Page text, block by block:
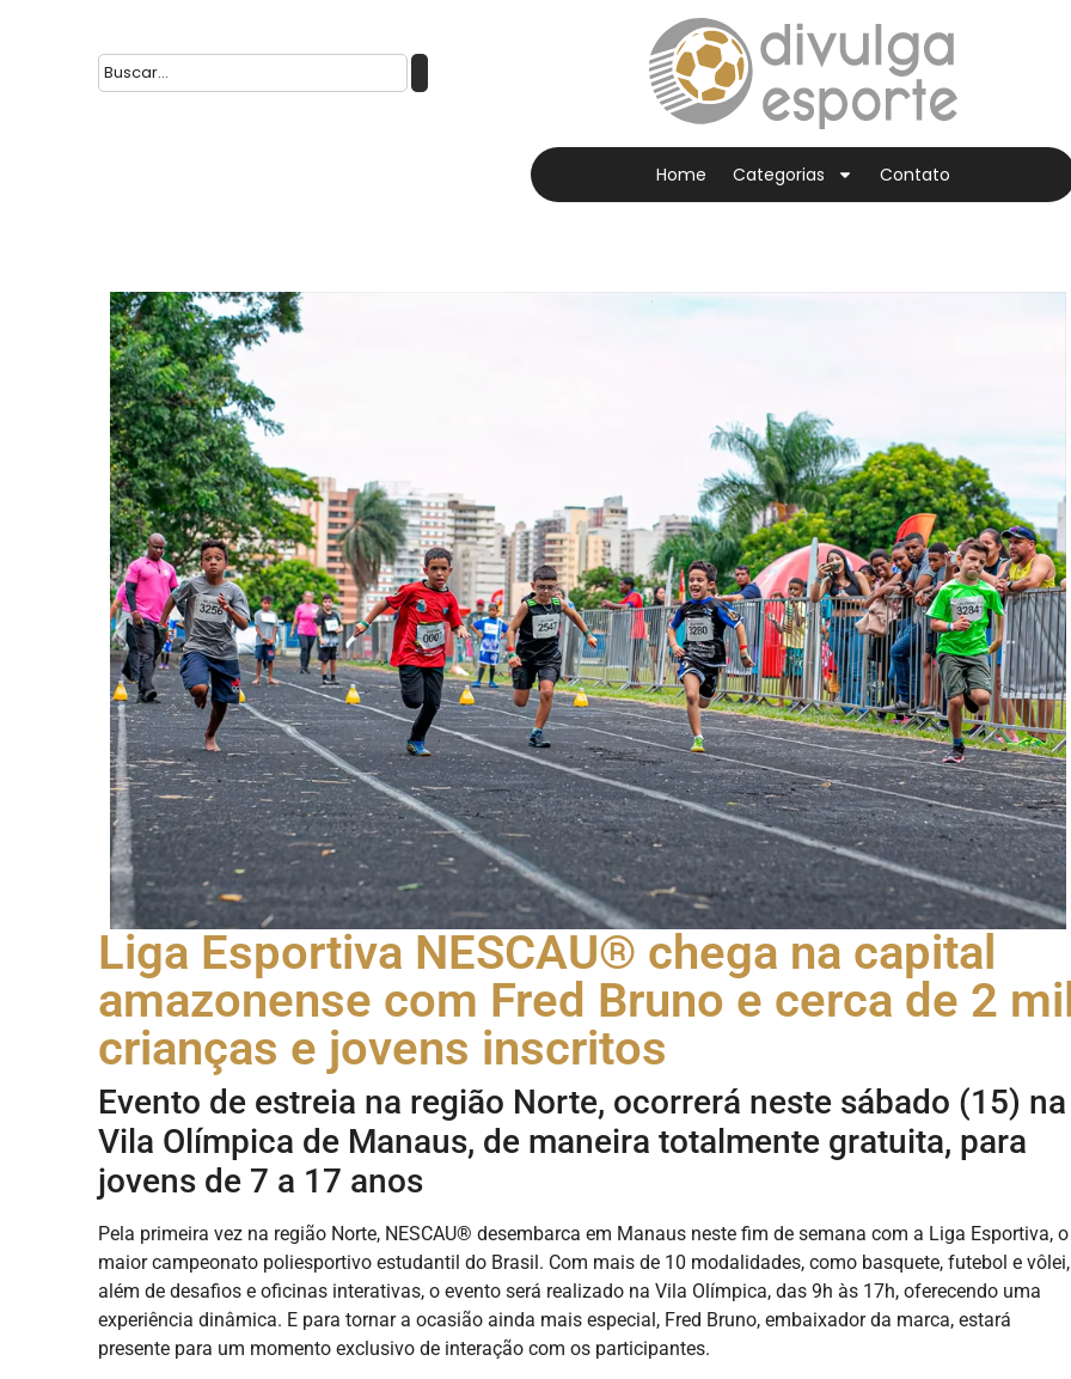
Home Categorias Contato
Liga Esportiva NESCAU® chega na capital
amazonense com Fred Bruno e cerca de 2 mil
crianças e jovens inscritos
Evento de estreia na região Norte, ocorrerá neste sábado (15) na
Vila Olímpica de Manaus, de maneira totalmente gratuita, para
jovens de 7 a 17 anos
Pela primeira vez na região Norte, NESCAU® desembarca em Manaus neste fim de semana com a Liga Esportiva, o
maior campeonato poliesportivo estudantil do Brasil. Com mais de 10 modalidades, como basquete, futebol e vôlei,
além de desafios e oficinas interativas, o evento será realizado na Vila Olímpica, das 9h às 17h, oferecendo uma
experiência dinâmica. E para tornar a ocasião ainda mais especial, Fred Bruno, embaixador da marca, estará
presente para um momento exclusivo de interação com os participantes.